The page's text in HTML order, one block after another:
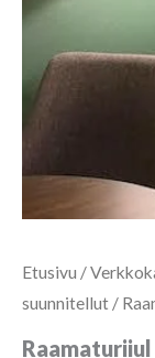
Etusivu /
suunnitellut /